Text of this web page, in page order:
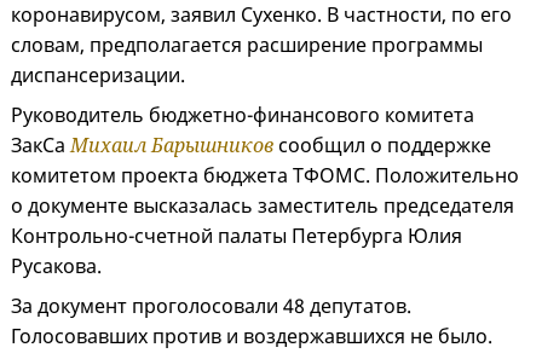
коронавирусом, заявил Сухенко. В частности, по его
словам, предполагается расширение программы
диспансеризации.
Руководитель бюджетно-финансового комитета
ЗакСаМихаил Барышниковсообщил о поддержке
комитетом проекта бюджета ТФОМС. Положительно
о документе высказалась заместитель председателя
Контрольно-счетной палаты Петербурга Юлия
Русакова.
За документ проголосовали 48 депутатов.
Голосовавших против и воздержавшихся не было.